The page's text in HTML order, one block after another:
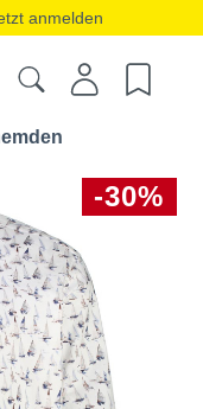
anmelden
-30%